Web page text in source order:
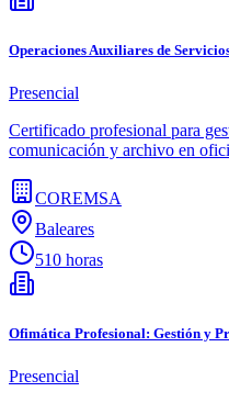
Operaciones Auxiliares de
Presencial
Certificado profesional para
comunicación y archivo en
COREMSA
Baleares
510 horas
Ofimática Profesional: Gestión y
Presencial